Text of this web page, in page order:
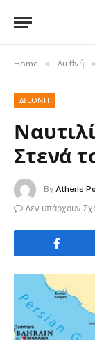
Home » Διεθνή »
ΔΙΕΘΝΉ
Στενά
By Athens
Δεν υπάρχουν